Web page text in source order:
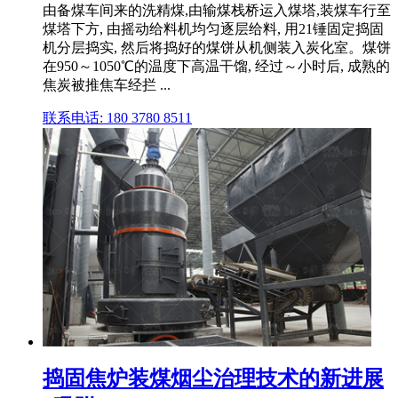
由备煤车间来的洗精煤,由输煤栈桥运入煤塔,装煤车行至
煤塔下方, 由摇动给料机均匀逐层给料, 用21锤固定捣固
机分层捣实, 然后将捣好的煤饼从机侧装入炭化室。煤饼
在950～1050℃的温度下高温干馏, 经过～小时后, 成熟的
焦炭被推焦车经拦 ...
联系电话: 180 3780 8511
捣固焦炉装煤烟尘治理技术的新进展